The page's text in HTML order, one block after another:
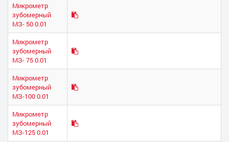
Микрометр
зубомерный
МЗ- 50 0.01
Микрометр
зубомерный
МЗ- 75 0.01
Микрометр
зубомерный
МЗ-100 0.01
Микрометр
зубомерный
МЗ-125 0.01